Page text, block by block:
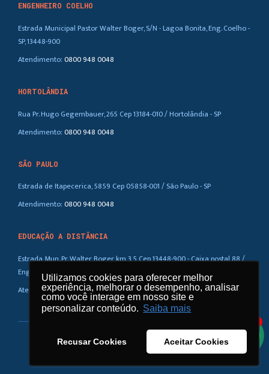
Utilizamos cookies para oferecer melhor
experiência, melhorar o desempenho, analisar
como você interage em nosso site e
personalizar conteúdo. Saiba mais
Recusar Cookies Aceitar Cookies
Utilizamos cookies para oferecer melhor
experiência, melhorar o desempenho, analisar
como você interage em nosso site e
personalizar conteúdo. Saiba mais
Recusar Cookies Aceitar Cookies
ENGENHEIRO COELHO
Estrada Municipal Pastor Walter Boger, S/N - Lagoa Bonita, Eng. Coelho -
SP, 13448-900
Atendimento:0800 948 0048
HORTOLÂNDIA
Rua Pr. Hugo Gegembauer, 265 Cep 13184-010 / Hortolândia - SP
Atendimento:0800 948 0048
SÃO PAULO
Estrada de Itapecerica, 5859 Cep 05858-001 / São Paulo - SP
Atendimento:0800 948 0048
EDUCAÇÃO A DISTÂNCIA
Estrada Mun. Pr. Walter Boger, km 3,5 Cep 13448-900 - Caixa postal 88 /
Eng. Coelho – SP
Atendimento:0800 948 0048